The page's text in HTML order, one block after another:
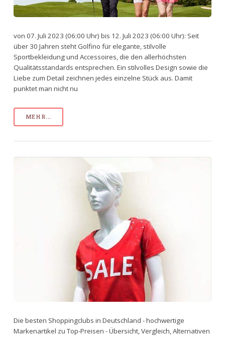
von 07. Juli 2023 (06:00 Uhr) bis 12. Juli 2023 (06:00 Uhr): Seit
über 30 Jahren steht Golfino für elegante, stilvolle
Sportbekleidung und Accessoires, die den allerhöchsten
Qualitätsstandards entsprechen. Ein stilvolles Design sowie die
Liebe zum Detail zeichnen jedes einzelne Stück aus. Damit
punktet man nicht nu
MEHR...
Die besten Shoppingclubs in Deutschland - hochwertige
Markenartikel zu Top-Preisen - Übersicht, Vergleich, Alternativen